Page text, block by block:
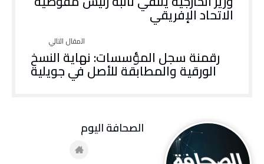
الاتحاد الإفريقي
رقمنة سجل المؤسسات: نهاية النسخ
الورقية والمطابقة للأصل في جويلية